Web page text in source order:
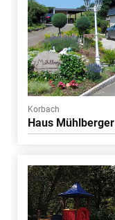
Korbach
Haus Mühlberger